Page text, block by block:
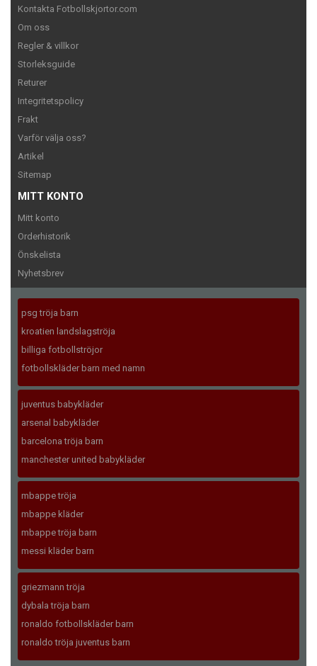
Kontakta Fotbollskjortor.com
Om oss
Regler & villkor
Storleksguide
Returer
Integritetspolicy
Frakt
Varför välja oss?
Artikel
Sitemap
MITT KONTO
Mitt konto
Orderhistorik
Önskelista
Nyhetsbrev
psg tröja barn
kroatien landslagströja
billiga fotbollströjor
fotbollskläder barn med namn
juventus babykläder
arsenal babykläder
barcelona tröja barn
manchester united babykläder
mbappe tröja
mbappe kläder
mbappe tröja barn
messi kläder barn
griezmann tröja
dybala tröja barn
ronaldo fotbollskläder barn
ronaldo tröja juventus barn